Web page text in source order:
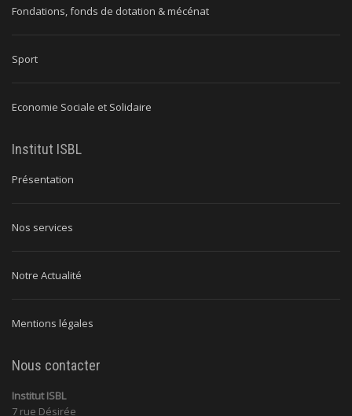
Fondations, fonds de dotation & mécénat
Sport
Economie Sociale et Solidaire
Institut ISBL
Présentation
Nos services
Notre Actualité
Mentions légales
Nous contacter
Institut ISBL
7 rue Désirée